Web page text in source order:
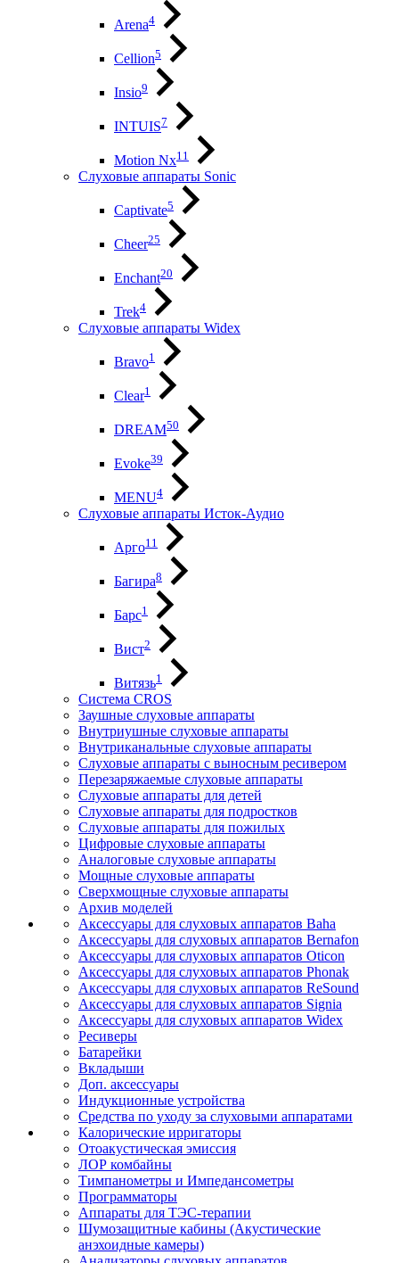
Arena4
Cellion5
Insio9
INTUIS7
Motion Nx11
Слуховые аппараты Sonic
Captivate5
Cheer25
Enchant20
Trek4
Слуховые аппараты Widex
Bravo1
Clear1
DREAM50
Evoke39
MENU4
Слуховые аппараты Исток-Аудио
Арго11
Багира8
Барс1
Вист2
Витязь1
Система CROS
Заушные слуховые аппараты
Внутриушные слуховые аппараты
Внутриканальные слуховые аппараты
Слуховые аппараты с выносным ресивером
Перезаряжаемые слуховые аппараты
Слуховые аппараты для детей
Слуховые аппараты для подростков
Слуховые аппараты для пожилых
Цифровые слуховые аппараты
Аналоговые слуховые аппараты
Мощные слуховые аппараты
Сверхмощные слуховые аппараты
Архив моделей
Аксессуары для слуховых аппаратов Baha
Аксессуары для слуховых аппаратов Bernafon
Аксессуары для слуховых аппаратов Oticon
Аксессуары для слуховых аппаратов Phonak
Аксессуары для слуховых аппаратов ReSound
Аксессуары для слуховых аппаратов Signia
Аксессуары для слуховых аппаратов Widex
Ресиверы
Батарейки
Вкладыши
Доп. аксессуары
Индукционные устройства
Средства по уходу за слуховыми аппаратами
Калорические ирригаторы
Отоакустическая эмиссия
ЛОР комбайны
Тимпанометры и Импедансометры
Программаторы
Аппараты для ТЭС-терапии
Шумозащитные кабины (Акустические
анэхоидные камеры)